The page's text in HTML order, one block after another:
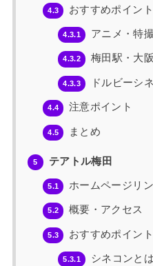
4.3 おすすめポイント
4.3.1 アニメ・特
4.3.2 梅田駅・大
4.3.3 ドルビーシ
4.4 注意ポイント
4.5 まとめ
5 テアトル梅田
5.1 ホームページリ
5.2 概要・アクセス
5.3 おすすめポイント
5.3.1 シネコンと